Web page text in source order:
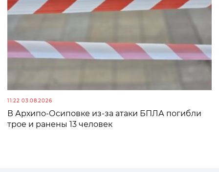
11:22 03.08.2026
В Архипо-Осиповке из-за атаки БПЛА погибли
трое и ранены 13 человек